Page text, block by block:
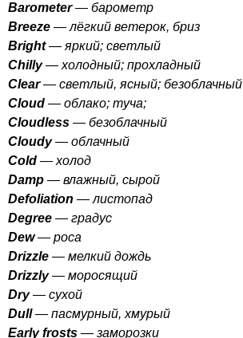
Barometer — барометр
Breeze — лёгкий ветерок, бриз
Bright — яркий; светлый
Chilly — холодный; прохладный
Clear — светлый, ясный; безоблачный
Cloud — облако; туча;
Cloudless — безоблачный
Cloudy — облачный
Cold — холод
Damp — влажный, сырой
Defoliation — листопад
Degree — градус
Dew — роса
Drizzle — мелкий дождь
Drizzly — моросящий
Dry — сухой
Dull — пасмурный, хмурый
Early frosts — заморозки